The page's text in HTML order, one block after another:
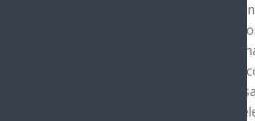
“Estaremos seleccionando a diez
cumplidos para que sean
paneles solares. Los requisitos son
contribuyente cumplido, se registra
catastral, nada más es dirigido a
una selección aleatoria de manera